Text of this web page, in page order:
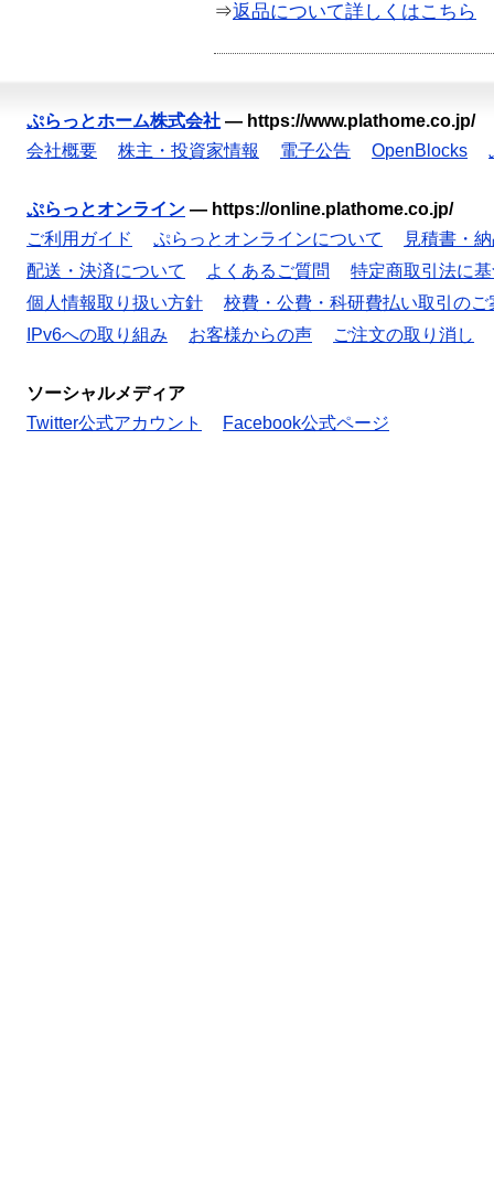
⇒返品について詳しくはこちら
ぷらっとホーム株式会社 — https://www.plathome.co.jp/
会社概要
株主・投資家情報 電子公告 OpenBlocks
ぷらっとオンライン — https://online.plathome.co.jp/
ご利用ガイド
ぷらっとオンラインについて
見積書・
配送・決済について
よくあるご質問
特定商取引法に
個人情報取り扱い方針
校費・公費・科研費払い取引のご
IPv6への取り組み
お客様からの声 ご注文の取り消し
ソーシャルメディア
Twitter公式アカウント
Facebook公式ページ